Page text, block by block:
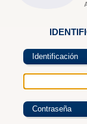
Identificación
Contraseña